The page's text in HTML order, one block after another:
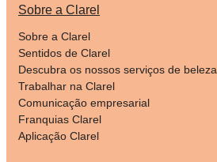
Sobre a Clarel
Sobre a Clarel
Sentidos de Clarel
Descubra os nossos serviços de beleza
Trabalhar na Clarel
Comunicação empresarial
Franquias Clarel
Aplicação Clarel